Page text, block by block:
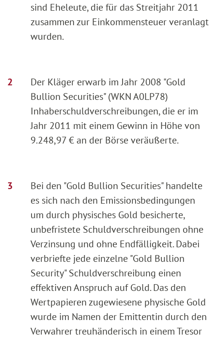
sind Eheleute, die für das Streitjahr 2011
zusammen zur Einkommensteuer veranlagt
wurden.
Der Kläger erwarb im Jahr 2008 "Gold
Bullion Securities" (WKN A0LP78)
Inhaberschuldverschreibungen, die er im
Jahr 2011 mit einem Gewinn in Höhe von
9.248,97 € an der Börse veräußerte.
Bei den "Gold Bullion Securities" handelte
es sich nach den Emissionsbedingungen
um durch physisches Gold besicherte,
unbefristete Schuldverschreibungen ohne
Verzinsung und ohne Endfälligkeit. Dabei
verbriefte jede einzelne "Gold Bullion
Security" Schuldverschreibung einen
effektiven Anspruch auf Gold. Das den
Wertpapieren zugewiesene physische Gold
wurde im Namen der Emittentin durch den
Verwahrer treuhänderisch in einem Tresor